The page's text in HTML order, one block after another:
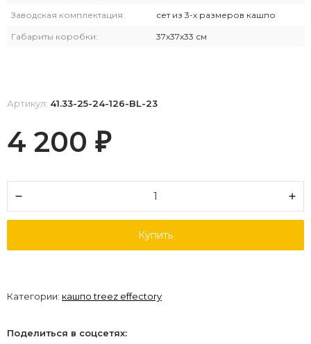
Заводская комплектация: сет из 3-х размеров кашпо
Габариты коробки: 37х37х33 см
Артикул: 41.33-25-24-126-BL-23
4 200 ₽
Купить
Категории: кашпо treez effectory
Поделиться в соцсетях: